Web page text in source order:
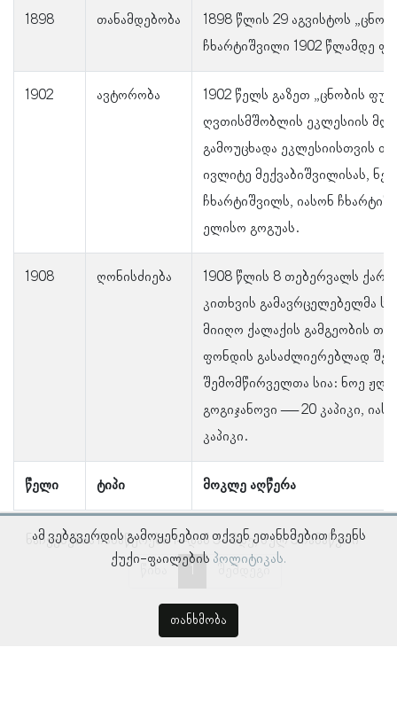
წელი ტიპი მოკლე აღწერა
1898 თანამდებობა
1898 წლის 29 აგვისტოს
ჩხარტიშვილი 1902 წლამდე
1902 ავტორობა
1902 წელს გაზეთ „ცნობის
ღვთისმშობლის ეკლესიის
გამოუცხადა ეკლესიისთვის
ივლიტე მექვაბიშვილისას,
ჩხარტიშვილს, იასონ
ელისო გოგუას.
1908 ღონისძიება
1908 წლის 8 თებერვალს
კითხვის გამავრცელებელმა
მიიღო ქალაქის გამგეობის
ფონდის გასაძლიერებლად
შემომწირველთა სია: ნოე
გოგიჯანოვი — 20 კაპიკი,
კაპიკი.
ნაჩვენებია ჩანაწერები 1–დან 3–მდე, სულ 3 ჩანაწერი
წინა
შემდეგი
ამ ვებგვერდის გამოყენებით თქვენ ეთანხმებით ჩვენს
ქუქი-ფაილების პოლიტიკას.
თანხმობა